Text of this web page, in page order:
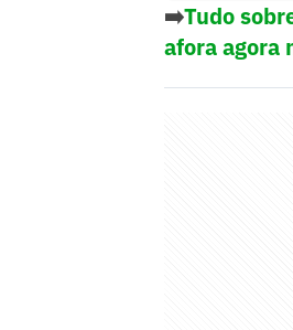
➡️Tudo
afora agora